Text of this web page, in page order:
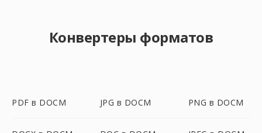
Конвертеры форматов
PDF в DOCM JPG в DOCM PNG в DOCM